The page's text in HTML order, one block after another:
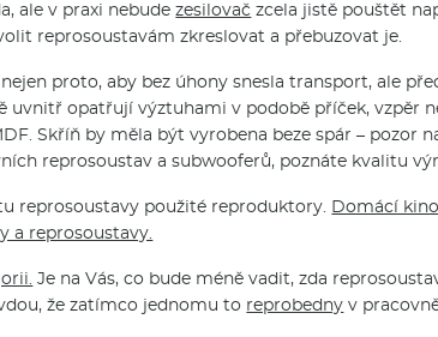
ale v praxi nebudezesilovač zcela jistě pouštět
reprosoustavám zkreslovat a přebuzovat je.
proto, aby bez úhony snesla transport, ale
uvnitř opatřují výztuhami v podobě příček, vzpěr
Skříň by měla být vyrobena beze spár – pozor
reprosoustav a subwooferů, poznáte kvalitu
reprosoustavy použité reproduktory. Domácí kino
a reprosoustavy.
Je na Vás, co bude méně vadit, zda
že zatímco jednomu to reprobedny v